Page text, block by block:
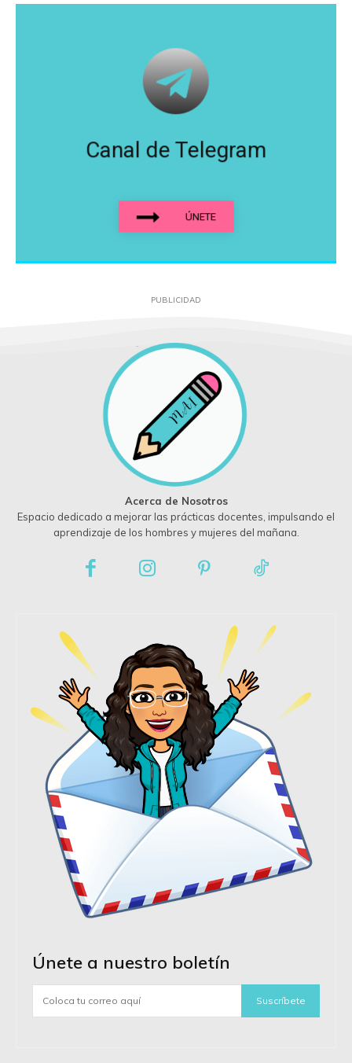
Canal de Telegram
ÚNETE
PUBLICIDAD
Acerca de Nosotros
Espacio dedicado a mejorar las prácticas docentes, impulsando el
aprendizaje de los hombres y mujeres del mañana.
Únete a nuestro boletín
Suscríbete